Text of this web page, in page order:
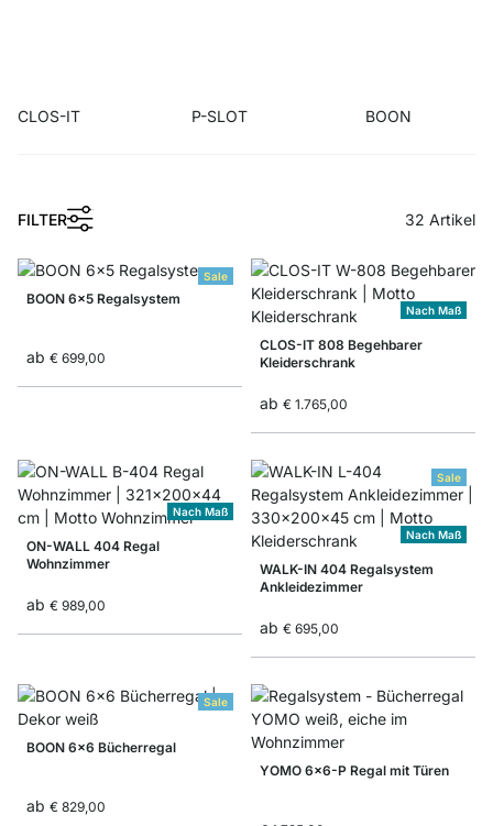
CLOS-IT P-SLOT BOON
FILTER
1
32 Artikel
Sale
BOON 6x5 Regalsystem
ab € 699,00
Nach Maß
CLOS-IT 808 Begehbarer
Kleiderschrank
ab € 1.765,00
Nach Maß
ON-WALL 404 Regal
Wohnzimmer
ab € 989,00
Sale
Nach Maß
WALK-IN 404 Regalsystem
Ankleidezimmer
ab € 695,00
Sale
BOON 6x6 Bücherregal
ab € 829,00
YOMO 6x6-P Regal mit Türen